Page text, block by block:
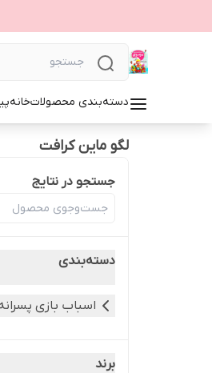
دسته‌بندی محصولاتخانه
لگو ماین کرافت
جستجو در نتایج
دسته‌بندی
اسباب بازی
برند